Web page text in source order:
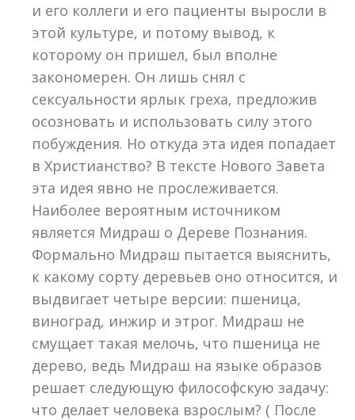
и его коллеги и его пациенты выросли в
этой культуре, и потому вывод, к
которому он пришел, был вполне
закономерен. Он лишь снял с
сексуальности ярлык греха, предложив
осозновать и использовать силу этого
побуждения. Но откуда эта идея попадает
в Христианство? В тексте Нового Завета
эта идея явно не прослеживается.
Наиболее вероятным источником
является Мидраш о Дереве Познания.
Формально Мидраш пытается выяснить,
к какому сорту деревьев оно относится, и
выдвигает четыре версии: пшеница,
виноград, инжир и этрог. Мидраш не
смущает такая мелочь, что пшеница не
дерево, ведь Мидраш на языке образов
решает следующую философскую задачу:
что делает человека взрослым? ( После